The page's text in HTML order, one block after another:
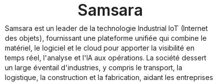
Samsara
Samsara est un leader de la technologie Industrial IoT (Internet
des objets), fournissant une plateforme unifiée qui combine le
matériel, le logiciel et le cloud pour apporter la visibilité en
temps réel, l'analyse et l'IA aux opérations. La société dessert
un large éventail d'industries, y compris le transport, la
logistique, la construction et la fabrication, aidant les entreprises